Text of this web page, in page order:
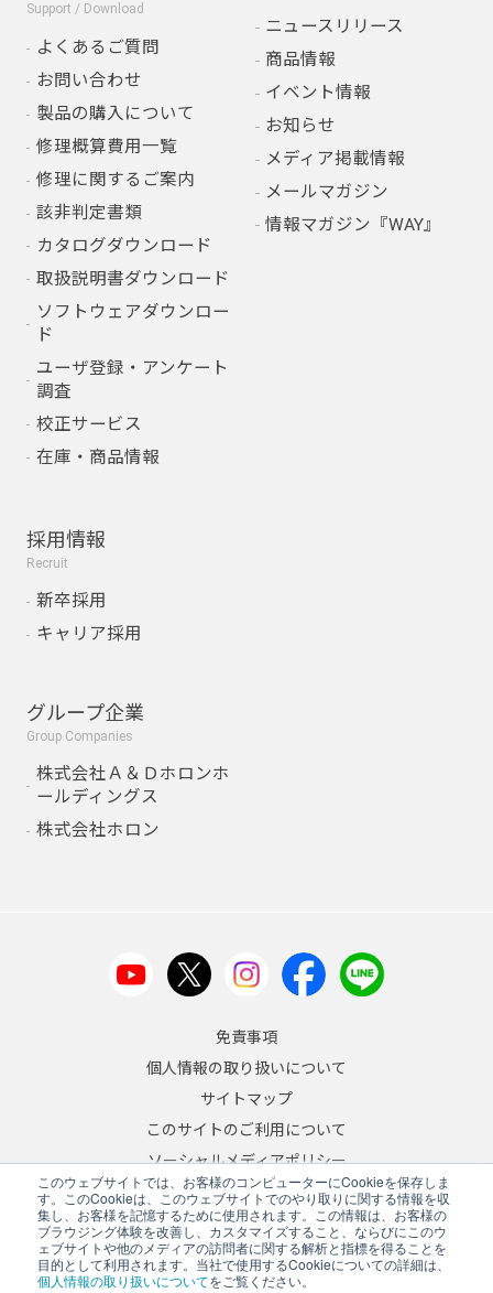
このウェブサイトでは、お客様のコンピューターにCookieを保存しま
す。このCookieは、このウェブサイトでのやり取りに関する情報を収
集し、お客様を記憶するために使用されます。この情報は、お客様の
ブラウジング体験を改善し、カスタマイズすること、ならびにこのウ
ェブサイトや他のメディアの訪問者に関する解析と指標を得ることを
目的として利用されます。当社で使用するCookieについての詳細は、
個人情報の取り扱いについてをご覧ください。
Support / Download
よくあるご質問
お問い合わせ
製品の購入について
修理概算費用一覧
修理に関するご案内
該非判定書類
カタログダウンロード
取扱説明書ダウンロード
ソフトウェアダウンロー
ド
ユーザ登録・アンケート
調査
校正サービス
在庫・商品情報
ニュースリリース
商品情報
イベント情報
お知らせ
メディア掲載情報
メールマガジン
情報マガジン『WAY』
採用情報
Recruit
新卒採用
キャリア採用
グループ企業
Group Companies
株式会社Ａ＆Ｄホロンホ
ールディングス
株式会社ホロン
免責事項
個人情報の取り扱いについて
サイトマップ
このサイトのご利用について
ソーシャルメディアポリシー
反社会的勢力への対応について
JA/EN
Copyright © 2026 A&D Company, Limited